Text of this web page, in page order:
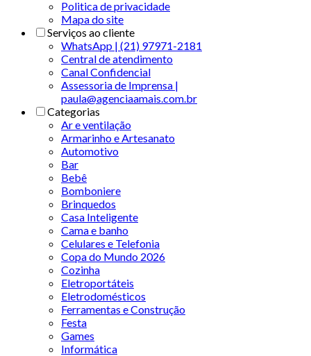
Politica de privacidade
Mapa do site
Serviços ao cliente
WhatsApp | (21) 97971-2181
Central de atendimento
Canal Confidencial
Assessoria de Imprensa |
paula@agenciaamais.com.br
Categorias
Ar e ventilação
Armarinho e Artesanato
Automotivo
Bar
Bebê
Bomboniere
Brinquedos
Casa Inteligente
Cama e banho
Celulares e Telefonia
Copa do Mundo 2026
Cozinha
Eletroportáteis
Eletrodomésticos
Ferramentas e Construção
Festa
Games
Informática